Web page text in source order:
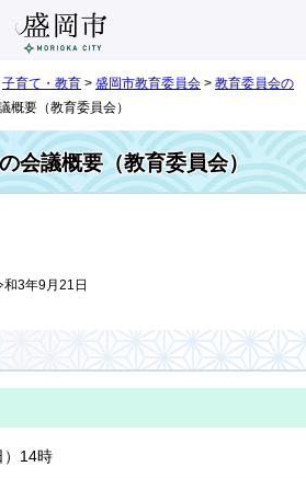
子育て・教育 > 盛岡市教育委員会 > 教育委員会の
概要（教育委員会）
会議概要（教育委員会）
3年9月21日
）14時